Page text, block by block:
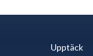
Upptäck